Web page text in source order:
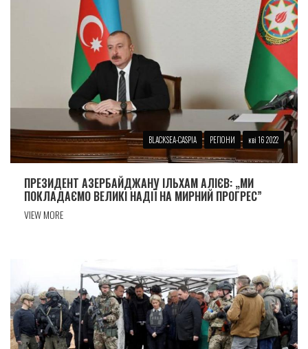
BLACKSEA-CASPIA РЕГІОНИ кві 16 2022
ПРЕЗИДЕНТ АЗЕРБАЙДЖАНУ ІЛЬХАМ АЛІЄВ: „МИ
ПОКЛАДАЄМО ВЕЛИКІ НАДІЇ НА МИРНИЙ ПРОГРЕС”
VIEW MORE